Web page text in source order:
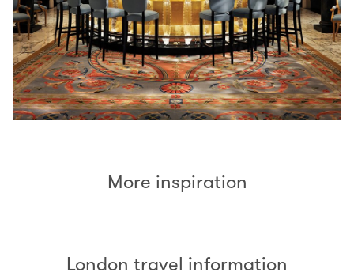
More inspiration
London travel information